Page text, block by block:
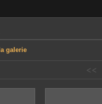
la galerie
<<